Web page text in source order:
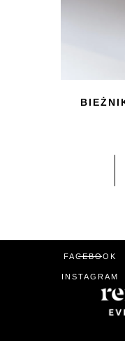
FACEBOOK
INSTAGRAM